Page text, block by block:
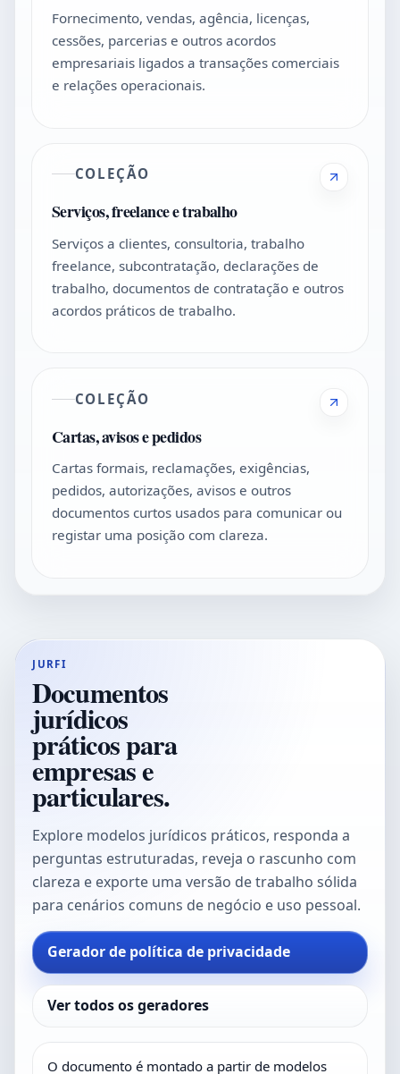
Fornecimento, vendas, agência, licenças,
cessões, parcerias e outros acordos
empresariais ligados a transações comerciais
e relações operacionais.
COLEÇÃO
Serviços, freelance e trabalho
Serviços a clientes, consultoria, trabalho
freelance, subcontratação, declarações de
trabalho, documentos de contratação e outros
acordos práticos de trabalho.
COLEÇÃO
Cartas, avisos e pedidos
Cartas formais, reclamações, exigências,
pedidos, autorizações, avisos e outros
documentos curtos usados para comunicar ou
registar uma posição com clareza.
JURFI
Documentos
jurídicos
práticos para
empresas e
particulares.
Explore modelos jurídicos práticos, responda a
perguntas estruturadas, reveja o rascunho com
clareza e exporte uma versão de trabalho sólida
para cenários comuns de negócio e uso pessoal.
Gerador de política de privacidade
Ver todos os geradores
O documento é montado a partir de modelos